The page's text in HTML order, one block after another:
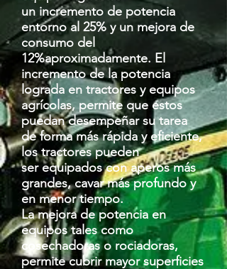
un incremento de potencia
entorno al 25% y un mejora de
consumo del
12%aproximadamente. El
incremento de la potencia
lograda en tractores y equipos
agrícolas, permite que estos
puedan desempeñar su tarea
de forma más rápida y eficiente,
los tractores pueden
ser equipados con aperos más
grandes, cavar más profundo y
en menor tiempo.
La mejora de potencia en
equipos tales como
cosechadoras o rociadoras,
permite cubrir mayor superficies